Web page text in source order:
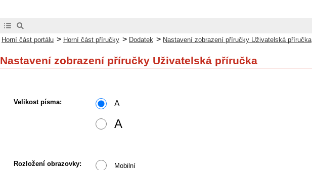
Horní část portálu > Horní část příručky > Dodatek > Nastavení zobrazení příručky Uživatelská příručka
Nastavení zobrazení příručky Uživatelská příručka
Velikost písma: A
A
Rozložení obrazovky: Mobilní